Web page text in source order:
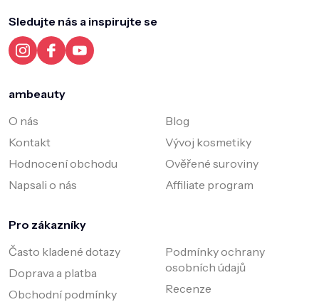
Sledujte nás a inspirujte se
ambeauty
O nás
Kontakt
Hodnocení obchodu
Napsali o nás
Blog
Vývoj kosmetiky
Ověřené suroviny
Affiliate program
Pro zákazníky
Často kladené dotazy
Doprava a platba
Obchodní podmínky
Podmínky ochrany
osobních údajů
Recenze